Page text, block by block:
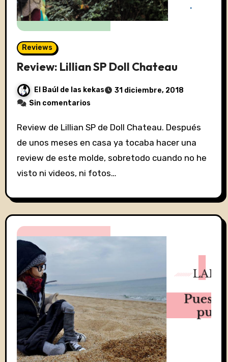
Reviews
Review: Lillian SP Doll Chateau
El Baúl de las kekas
31 diciembre, 2018
Sin comentarios
Review de Lillian SP de Doll Chateau. Después
de unos meses en casa ya tocaba hacer una
review de este molde, sobretodo cuando no he
visto ni videos, ni fotos…